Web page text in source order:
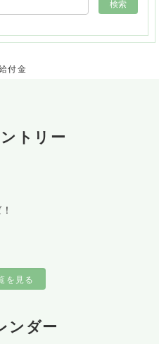
付金
トリー
を見る
ンダー